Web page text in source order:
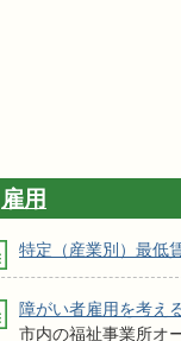
雇用
特定（産業別）最低
障がい者雇用を考え
市内の福祉事業所オ